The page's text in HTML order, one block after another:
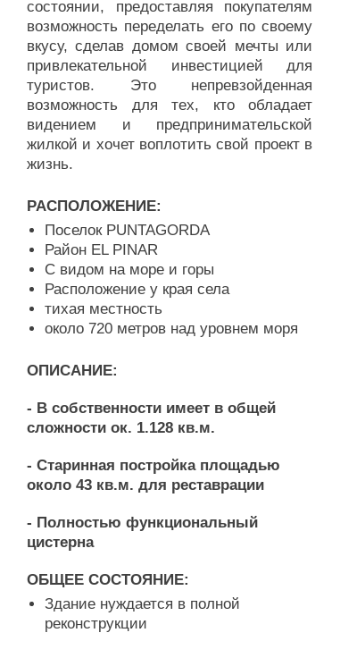
состоянии, предоставляя покупателям
возможность переделать его по своему
вкусу, сделав домом своей мечты или
привлекательной инвестицией для
туристов. Это непревзойденная
возможность для тех, кто обладает
видением и предпринимательской
жилкой и хочет воплотить свой проект в
жизнь.
РАСПОЛОЖЕНИЕ:
Поселок PUNTAGORDA
Район EL PINAR
C видом на море и горы
Расположение у края села
тихая местность
около 720 метров над уровнем моря
ОПИСАНИЕ:
- В собственности имеет в общей
сложности ок. 1.128 кв.м.
- Старинная постройка площадью
около 43 кв.м. для реставрации
- Полностью функциональный
цистерна
ОБЩЕЕ СОСТОЯНИЕ:
Здание нуждается в полной
реконструкции